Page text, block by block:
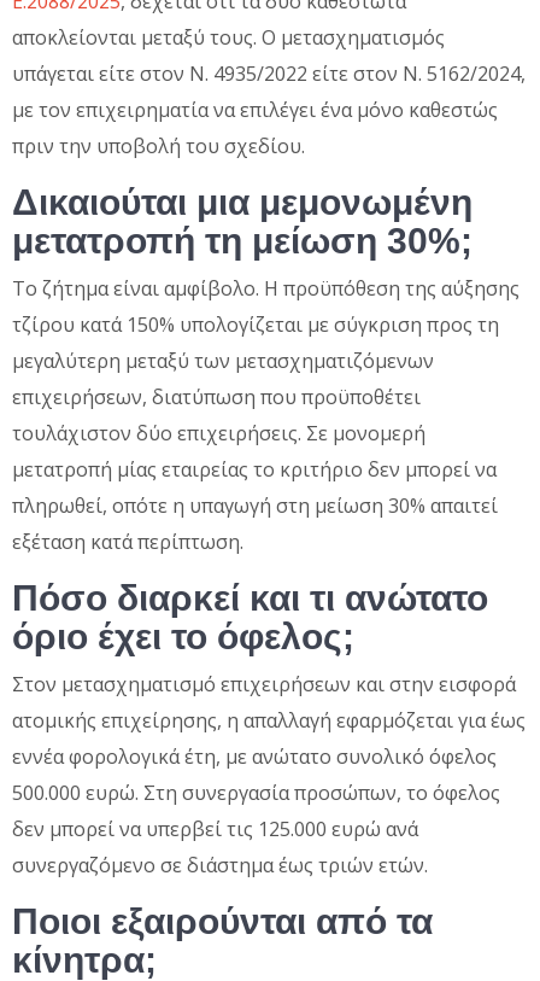
αποκλείονται μεταξύ τους. Ο μετασχηματισμός
υπάγεται είτε στον Ν. 4935/2022 είτε στον Ν. 5162/2024,
με τον επιχειρηματία να επιλέγει ένα μόνο καθεστώς
πριν την υποβολή του σχεδίου.
Δικαιούται μια μεμονωμένη
μετατροπή τη μείωση 30%;
Το ζήτημα είναι αμφίβολο. Η προϋπόθεση της αύξησης
τζίρου κατά 150% υπολογίζεται με σύγκριση προς τη
μεγαλύτερη μεταξύ των μετασχηματιζόμενων
επιχειρήσεων, διατύπωση που προϋποθέτει
τουλάχιστον δύο επιχειρήσεις. Σε μονομερή
μετατροπή μίας εταιρείας το κριτήριο δεν μπορεί να
πληρωθεί, οπότε η υπαγωγή στη μείωση 30% απαιτεί
εξέταση κατά περίπτωση.
Πόσο διαρκεί και τι ανώτατο
όριο έχει το όφελος;
Στον μετασχηματισμό επιχειρήσεων και στην εισφορά
ατομικής επιχείρησης, η απαλλαγή εφαρμόζεται για έως
εννέα φορολογικά έτη, με ανώτατο συνολικό όφελος
500.000 ευρώ. Στη συνεργασία προσώπων, το όφελος
δεν μπορεί να υπερβεί τις 125.000 ευρώ ανά
συνεργαζόμενο σε διάστημα έως τριών ετών.
Ποιοι εξαιρούνται από τα
κίνητρα;